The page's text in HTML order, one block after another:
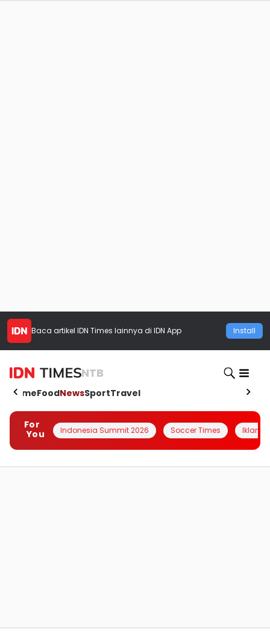
Baca artikel IDN Times lainnya di IDN App Install
NTB
HomeFoodNewsSportTravel
For
You
Indonesia Summit 2026 Soccer Times Iklanin